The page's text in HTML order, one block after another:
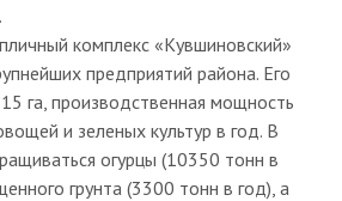
комплекс «Кувшиновский»
предприятий района. Его
га, производственная мощность
и зеленых культур в год. В
огурцы (10350 тонн в
грунта (3300 тонн в год), а